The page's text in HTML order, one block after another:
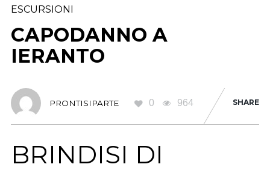
ESCURSIONI
CAPODANNO A
IERANTO
PRONTISIPARTE 0 964 SHARE
BRINDISI DI